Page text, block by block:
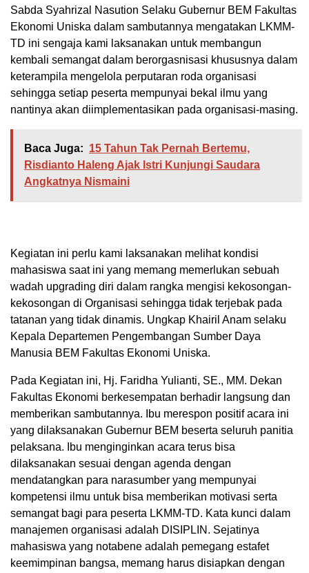
Sabda Syahrizal Nasution Selaku Gubernur BEM Fakultas
Ekonomi Uniska dalam sambutannya mengatakan LKMM-
TD ini sengaja kami laksanakan untuk membangun
kembali semangat dalam berorgasnisasi khususnya dalam
keterampila mengelola perputaran roda organisasi
sehingga setiap peserta mempunyai bekal ilmu yang
nantinya akan diimplementasikan pada organisasi-masing.
Baca Juga: 15 Tahun Tak Pernah Bertemu,
Risdianto Haleng Ajak Istri Kunjungi Saudara
Angkatnya Nismaini
Kegiatan ini perlu kami laksanakan melihat kondisi
mahasiswa saat ini yang memang memerlukan sebuah
wadah upgrading diri dalam rangka mengisi kekosongan-
kekosongan di Organisasi sehingga tidak terjebak pada
tatanan yang tidak dinamis. Ungkap Khairil Anam selaku
Kepala Departemen Pengembangan Sumber Daya
Manusia BEM Fakultas Ekonomi Uniska.
Pada Kegiatan ini, Hj. Faridha Yulianti, SE., MM. Dekan
Fakultas Ekonomi berkesempatan berhadir langsung dan
memberikan sambutannya. Ibu merespon positif acara ini
yang dilaksanakan Gubernur BEM beserta seluruh panitia
pelaksana. Ibu menginginkan acara terus bisa
dilaksanakan sesuai dengan agenda dengan
mendatangkan para narasumber yang mempunyai
kompetensi ilmu untuk bisa memberikan motivasi serta
semangat bagi para peserta LKMM-TD. Kata kunci dalam
manajemen organisasi adalah DISIPLIN. Sejatinya
mahasiswa yang notabene adalah pemegang estafet
keemimpinan bangsa, memang harus disiapkan dengan